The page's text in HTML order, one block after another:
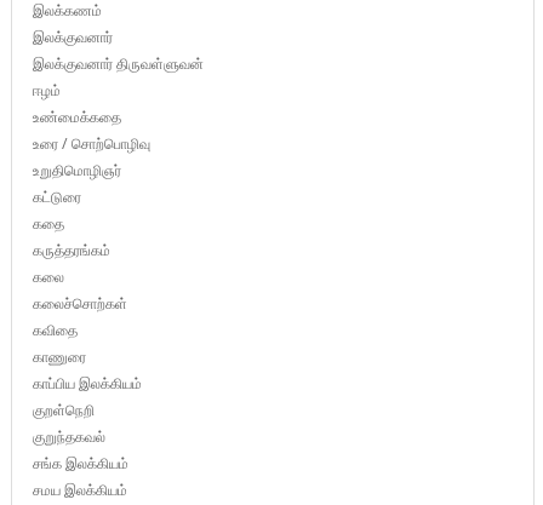
இலக்கணம்
இலக்குவனார்
இலக்குவனார் திருவள்ளுவன்
ஈழம்
உண்மைக்கதை
உரை / சொற்பொழிவு
உறுதிமொழிஞர்
கட்டுரை
கதை
கருத்தரங்கம்
கலை
கலைச்சொற்கள்
கவிதை
காணுரை
காப்பிய இலக்கியம்
குறள்நெறி
குறுந்தகவல்
சங்க இலக்கியம்
சமய இலக்கியம்